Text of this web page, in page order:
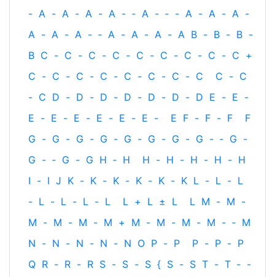
- A - A - A - A - ‐ A - ‐ - A - A - A -
A - A - A - ‐ A - A - A - A B - B - B -
B C - C - C - C - C - C - C - C - C +
C - C - C - C - C - C - C - C C - C
- C D - D - D - D - D - D - D E - E -
E - E - E - E - E - E - E F - F - F
F
G - G - G - G - G - G - G - G - ‐ G -
G - ‐ G - G H ‐ H H - H - H - H - H
I - I J K - K - K - K - K - K L - L - L
- L - L - L - L L + L ± L L M - M -
M - M - M - M + M - M - M - M - ‐ M
N - N - N - N - N O P - P P - P - P
Q R - R - R S - S - S { S - S T - T ‐ -